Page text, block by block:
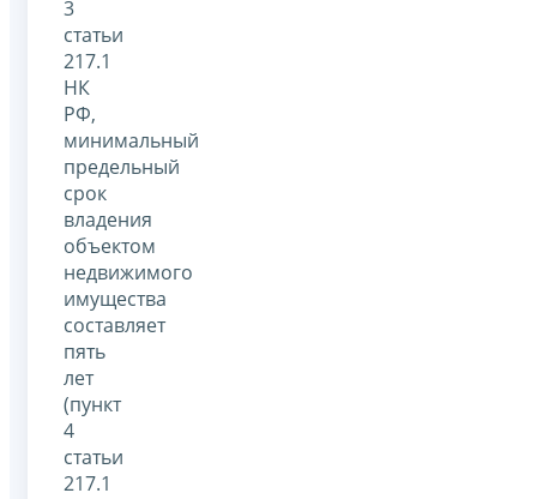
3
статьи
217.1
НК
РФ,
минимальный
предельный
срок
владения
объектом
недвижимого
имущества
составляет
пять
лет
(пункт
4
статьи
217.1